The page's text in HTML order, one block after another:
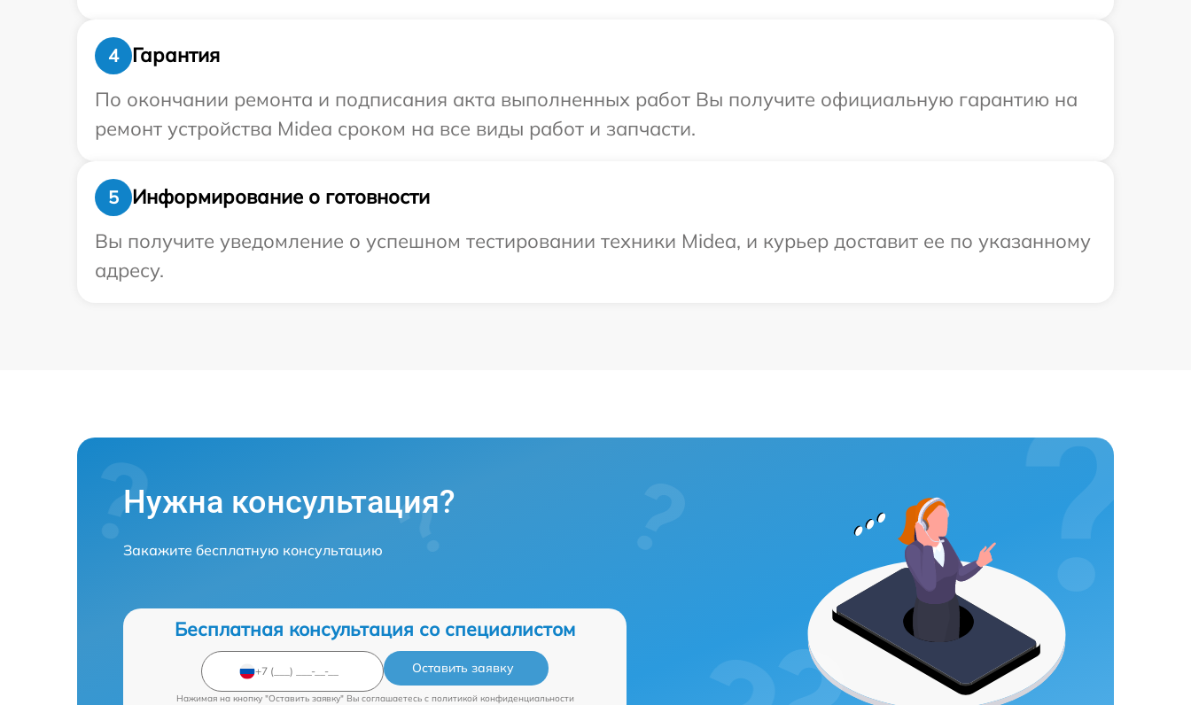
4
Гарантия
По окончании ремонта и подписания акта выполненных работ Вы получите официальную гарантию на
ремонт устройства Midea сроком на все виды работ и запчасти.
5
Информирование о готовности
Вы получите уведомление о успешном тестировании техники Midea, и курьер доставит ее по указанному
адресу.
Нужна консультация?
Закажите бесплатную консультацию
Бесплатная консультация со специалистом
Оставить заявку
Нажимая на кнопку "Оставить заявку" Вы соглашаетесь c политикой конфиденциальности